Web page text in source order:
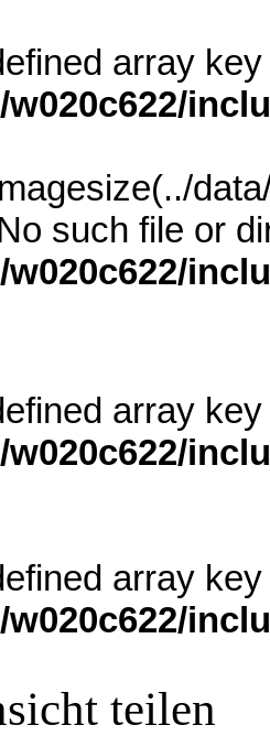
array
such file or
array
array
teilen